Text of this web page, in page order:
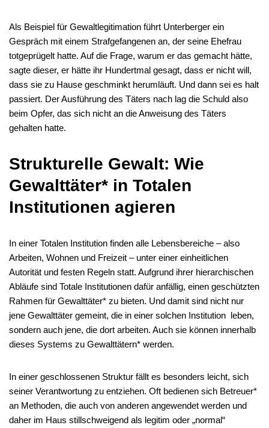
Als Beispiel für Gewaltlegitimation führt Unterberger ein
Gespräch mit einem Strafgefangenen an, der seine Ehefrau
totgeprügelt hatte. Auf die Frage, warum er das gemacht hätte,
sagte dieser, er hätte ihr Hundertmal gesagt, dass er nicht will,
dass sie zu Hause geschminkt herumläuft. Und dann sei es halt
passiert. Der Ausführung des Täters nach lag die Schuld also
beim Opfer, das sich nicht an die Anweisung des Täters
gehalten hatte.
Strukturelle Gewalt: Wie
Gewalttäter* in Totalen
Institutionen agieren
In einer Totalen Institution finden alle Lebensbereiche – also
Arbeiten, Wohnen und Freizeit – unter einer einheitlichen
Autorität und festen Regeln statt. Aufgrund ihrer hierarchischen
Abläufe sind Totale Institutionen dafür anfällig, einen geschützten
Rahmen für Gewalttäter* zu bieten. Und damit sind nicht nur
jene Gewalttäter gemeint, die in einer solchen Institution leben,
sondern auch jene, die dort arbeiten. Auch sie können innerhalb
dieses Systems zu Gewalttätern* werden.
In einer geschlossenen Struktur fällt es besonders leicht, sich
seiner Verantwortung zu entziehen. Oft bedienen sich Betreuer*
an Methoden, die auch von anderen angewendet werden und
daher im Haus stillschweigend als legitim oder „normal“